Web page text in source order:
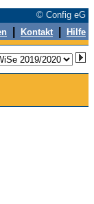
© Config eG
Kontakt Hilfe